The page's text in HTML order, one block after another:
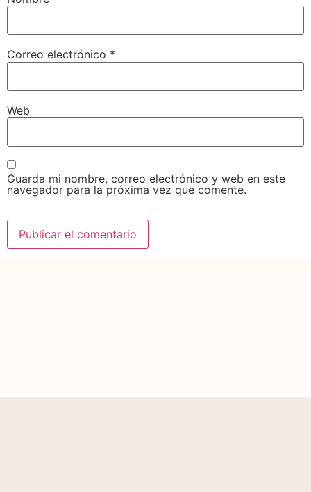
Correo electrónico *
Web
Guarda mi nombre, correo electrónico y web en este
navegador para la próxima vez que comente.